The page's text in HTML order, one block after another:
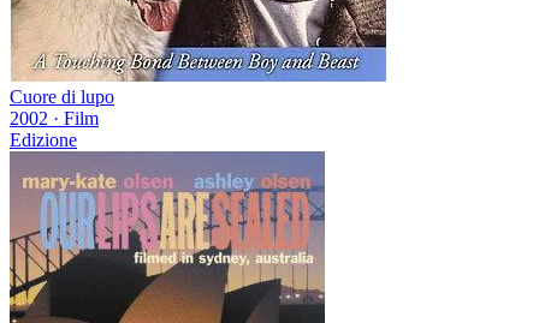
Cuore di lupo
2002 · Film
Edizione